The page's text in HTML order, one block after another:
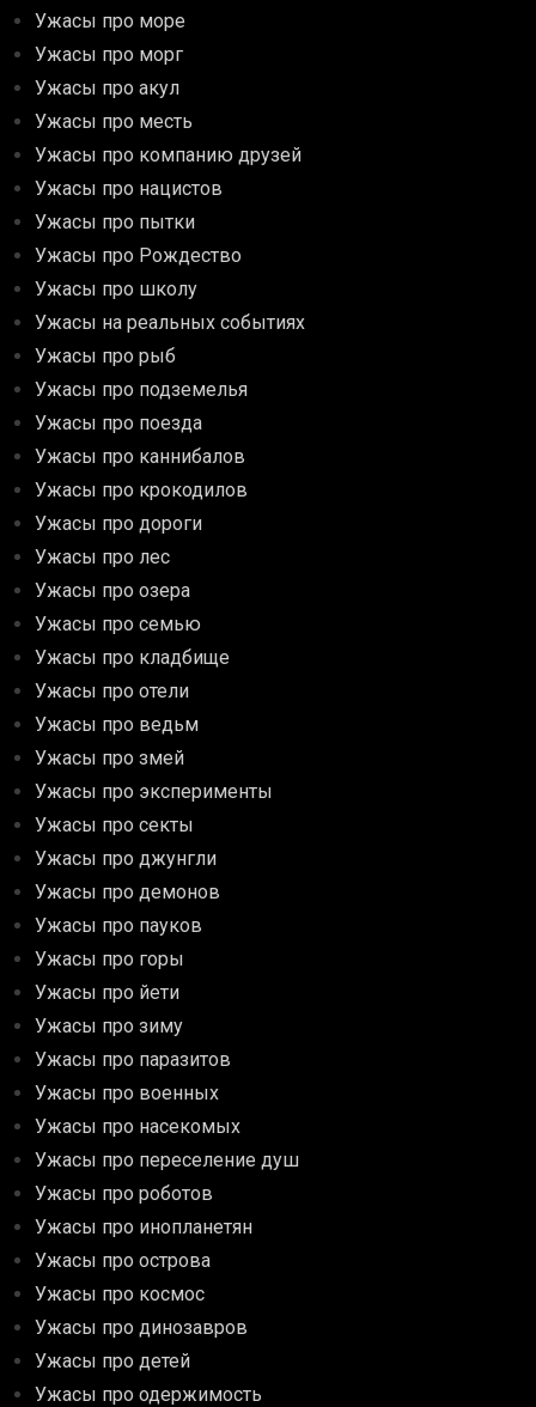
Ужасы про море
Ужасы про морг
Ужасы про акул
Ужасы про месть
Ужасы про компанию друзей
Ужасы про нацистов
Ужасы про пытки
Ужасы про Рождество
Ужасы про школу
Ужасы на реальных событиях
Ужасы про рыб
Ужасы про подземелья
Ужасы про поезда
Ужасы про каннибалов
Ужасы про крокодилов
Ужасы про дороги
Ужасы про лес
Ужасы про озера
Ужасы про семью
Ужасы про кладбище
Ужасы про отели
Ужасы про ведьм
Ужасы про змей
Ужасы про эксперименты
Ужасы про секты
Ужасы про джунгли
Ужасы про демонов
Ужасы про пауков
Ужасы про горы
Ужасы про йети
Ужасы про зиму
Ужасы про паразитов
Ужасы про военных
Ужасы про насекомых
Ужасы про переселение душ
Ужасы про роботов
Ужасы про инопланетян
Ужасы про острова
Ужасы про космос
Ужасы про динозавров
Ужасы про детей
Ужасы про одержимость